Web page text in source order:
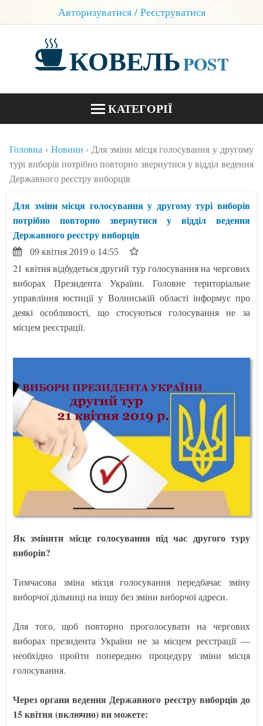
Авторизуватися / Реєструватися
КОВЕЛЬPOST
КАТЕГОРІЇ
БЛОГИ
КОНТАКТИ
Головна Новини
Для зміни місця голосування у другому
турі виборів потрібно повторно звернутися у відділ ведення
Державного реєстру виборців
Для зміни місця голосування у другому турі виборів
потрібно повторно звернутися у відділ ведення
Державного реєстру виборців
09 квітня 2019 о 14:55
21 квітня відбудеться другий тур голосування на чергових
виборах Президента України. Головне територіальне
управління юстиції у Волинській області інформує про
деякі особливості, що стосуються голосування не за
місцем реєстрації.
Як змінити місце голосування під час другого туру
виборів?
Тимчасова зміна місця голосування передбачає зміну
виборчої дільниці на іншу без зміни виборчої адреси.
Для того, щоб повторно проголосувати на чергових
виборах президента України не за місцем реєстрації —
необхідно пройти попередню процедуру зміни місця
голосування.
Через органи ведення Державного реєстру виборців до
15 квітня (включно) ви можете: